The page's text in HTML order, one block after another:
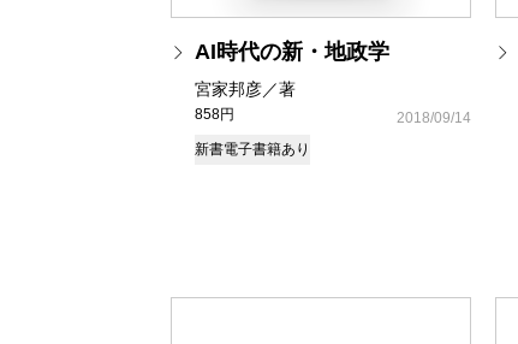
AI時代の新・地政学
宮家邦彦／著
858円
2018/09/14
新書電子書籍あり